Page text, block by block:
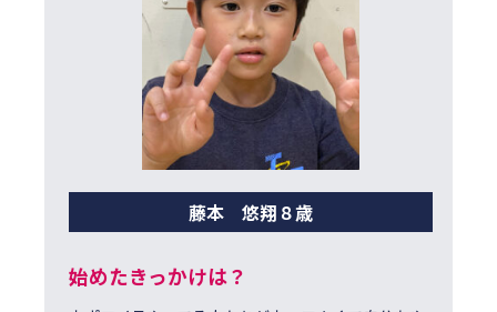
藤本 悠翔８歳
始めたきっかけは？